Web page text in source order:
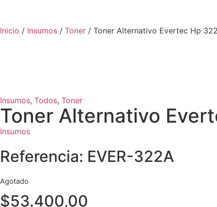
Inicio / Insumos / Toner / Toner Alternativo Evertec Hp
Insumos, Todos, Toner
Toner Alternativo
Insumos
Referencia: EVER-322A
Agotado
$53.400,00